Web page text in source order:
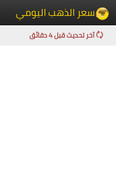
سعر الذهب اليومي
آخر تحديث قبل 4 دقائق